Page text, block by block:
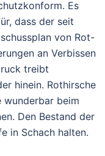
Es
dass der seit
von Rot-
an Verbissen
treibt
hinein. Rothirsche
wunderbar beim
Den Bestand der
in Schach halten.